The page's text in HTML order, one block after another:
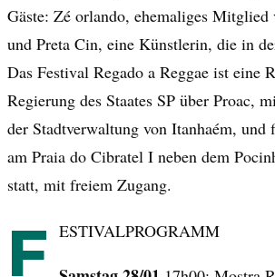
Gäste: Zé orlando, ehemaliges Mitglied
und Preta Cin, eine Künstlerin, die in
Das Festival Regado a Reggae ist eine
Regierung des Staates SP über Proac,
der Stadtverwaltung von Itanhaém, und
am Praia do Cibratel I neben dem
statt, mit freiem Zugang.
F ESTIVALPROGRAMM